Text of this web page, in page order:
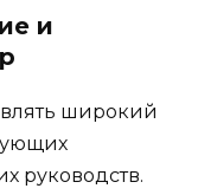
и
широкий
руководств.